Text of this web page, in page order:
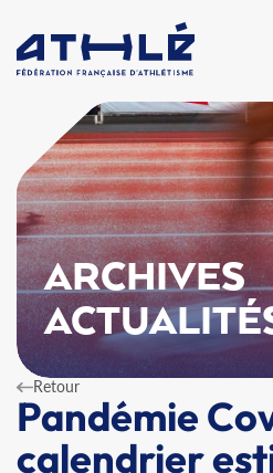
ARCHIVES
Retour
Pandémie
calendrier